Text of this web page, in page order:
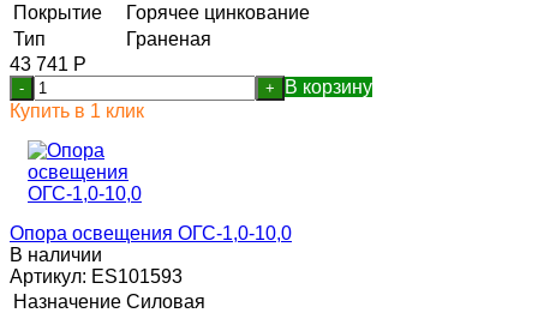
Покрытие
Горячее цинкование
Тип
Граненая
43 741 Р
- +
В корзину
Купить в 1 клик
Опора освещения ОГС-1,0-10,0
В наличии
Артикул: ES101593
Назначение Силовая